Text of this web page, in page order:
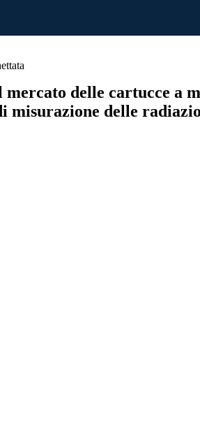
delle cartucce a
delle